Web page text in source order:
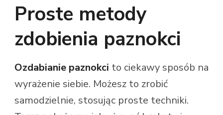
Proste metody
zdobienia paznokci
Ozdabianie paznokci to ciekawy sposób na
wyrażenie siebie. Możesz to zrobić
samodzielnie, stosując proste techniki.